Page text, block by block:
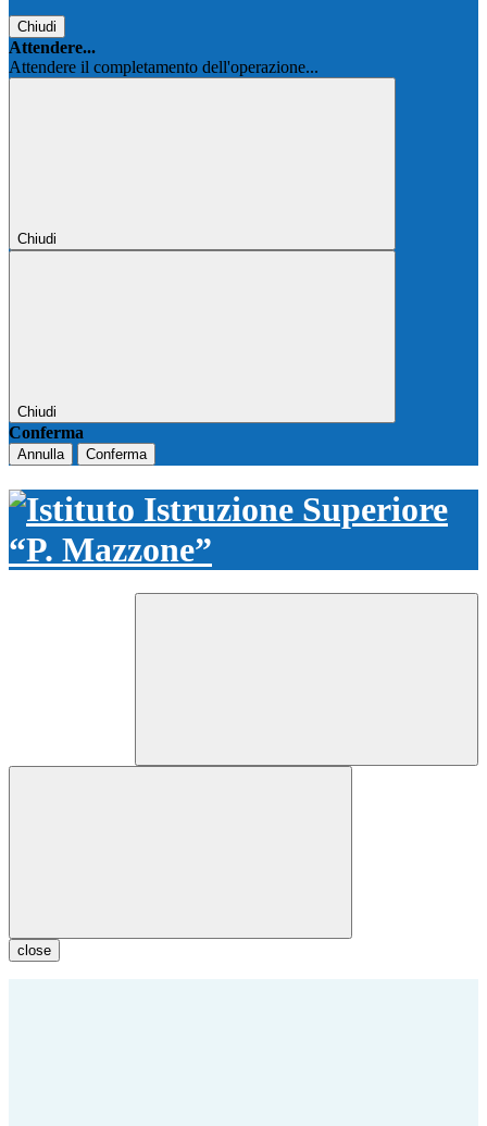
Chiudi
Attendere...
Attendere il completamento dell'operazione...
Chiudi
Chiudi
Conferma
Annulla Conferma
close